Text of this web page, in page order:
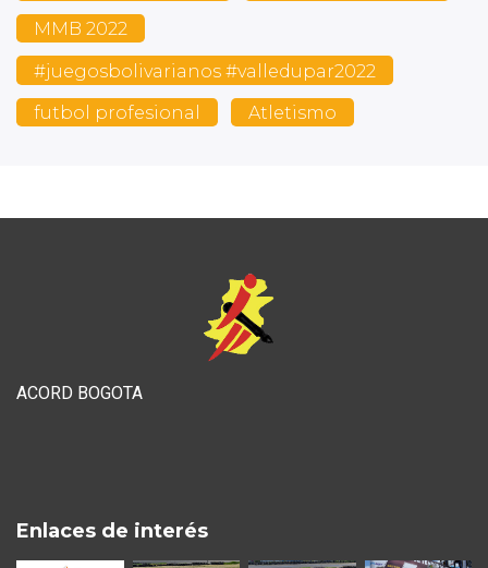
MMB 2022
#juegosbolivarianos #valledupar2022
futbol profesional Atletismo
ACORD BOGOTA
Enlaces de interés